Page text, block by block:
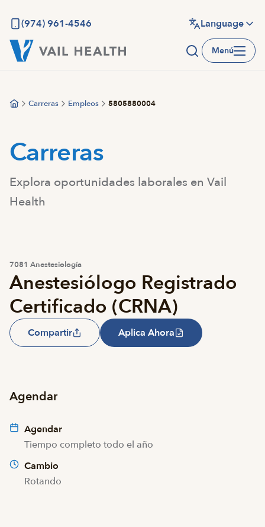
contenido
principal
(974) 961-4546 Language
Menú
Carreras Empleos 5805880004
Carreras
Explora oportunidades laborales en Vail
Health
7081 Anestesiología
Anestesiólogo Registrado
Certificado (CRNA)
Compartir Aplica Ahora
Agendar
Agendar
Tiempo completo todo el año
Cambio
Rotando